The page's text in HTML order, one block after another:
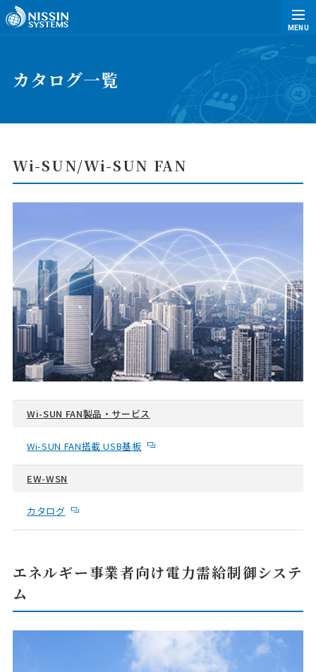
MENU
カタログ一覧
Wi-SUN/Wi-SUN FAN
Wi-SUN FAN製品・サービス
Wi-SUN FAN搭載 USB基板
EW-WSN
カタログ
エネルギー事業者向け電力需給制御システ
ム